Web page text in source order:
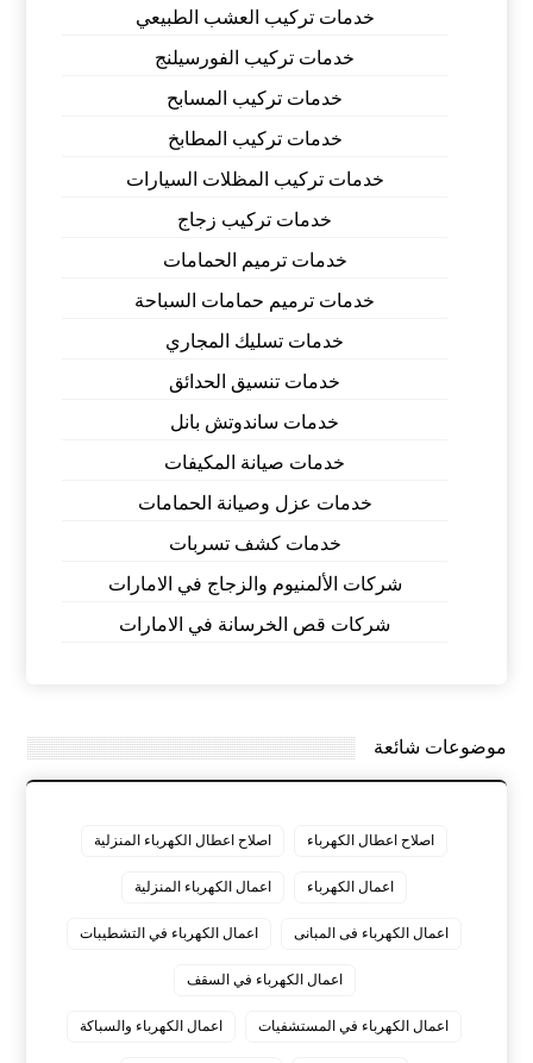
خدمات تركيب العشب الطبيعي
خدمات تركيب الفورسيلنج
خدمات تركيب المسابح
خدمات تركيب المطابخ
خدمات تركيب المظلات السيارات
خدمات تركيب زجاج
خدمات ترميم الحمامات
خدمات ترميم حمامات السباحة
خدمات تسليك المجاري
خدمات تنسيق الحدائق
خدمات ساندوتش بانل
خدمات صيانة المكيفات
خدمات عزل وصيانة الحمامات
خدمات كشف تسربات
شركات الألمنيوم والزجاج في الامارات
شركات قص الخرسانة في الامارات
موضوعات شائعة
اصلاح اعطال الكهرباء اصلاح اعطال الكهرباء المنزلية
اعمال الكهرباء اعمال الكهرباء المنزلية
اعمال الكهرباء فى المبانى اعمال الكهرباء في التشطيبات
اعمال الكهرباء في السقف
اعمال الكهرباء في المستشفيات اعمال الكهرباء والسباكة